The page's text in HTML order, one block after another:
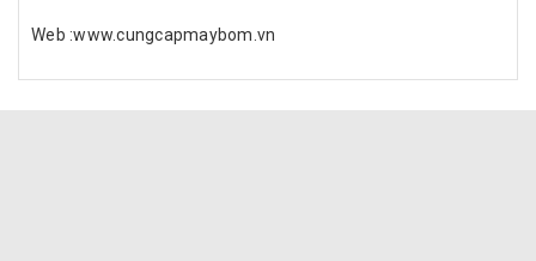
Web :www.cungcapmaybom.vn